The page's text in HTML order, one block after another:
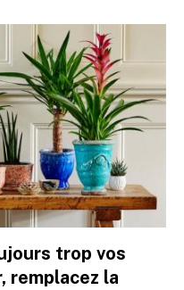
trop vos
remplacez la